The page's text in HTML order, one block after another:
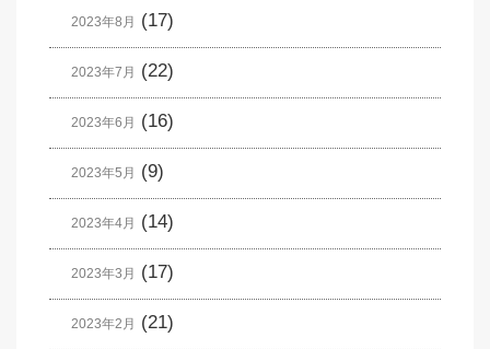
2023年8月 (17)
2023年7月 (22)
2023年6月 (16)
2023年5月 (9)
2023年4月 (14)
2023年3月 (17)
2023年2月 (21)